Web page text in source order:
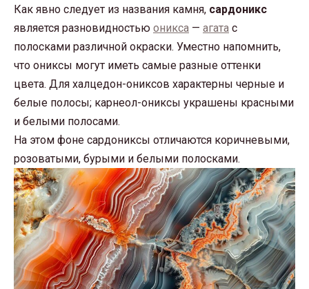
Как явно следует из названия камня, сардоникс
является разновидностью оникса — агата с
полосками различной окраски. Уместно напомнить,
что ониксы могут иметь самые разные оттенки
цвета. Для халцедон-ониксов характерны черные и
белые полосы; карнеол-ониксы украшены красными
и белыми полосами.
На этом фоне сардониксы отличаются коричневыми,
розоватыми, бурыми и белыми полосками.